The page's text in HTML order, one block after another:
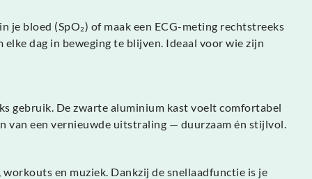
bloed (SpO₂) of maak een ECG-meting rechtstreeks
dag in beweging te blijven. Ideaal voor wie zijn
gebruik. De zwarte aluminium kast voelt comfortabel
van een vernieuwde uitstraling — duurzaam én stijlvol.
en muziek. Dankzij de snellaadfunctie is je